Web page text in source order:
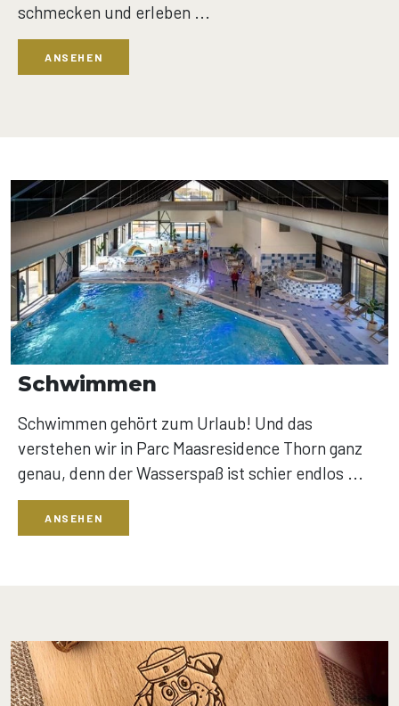
schmecken und erleben ...
ANSEHEN
Schwimmen
Schwimmen gehört zum Urlaub! Und das
verstehen wir in Parc Maasresidence Thorn ganz
genau, denn der Wasserspaß ist schier endlos ...
ANSEHEN